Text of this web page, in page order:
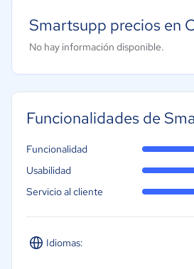
Smartsupp precios en
No hay información disponible.
Funcionalidades de
Idiomas:
Funcionalidad
Usabilidad
Servicio al cliente